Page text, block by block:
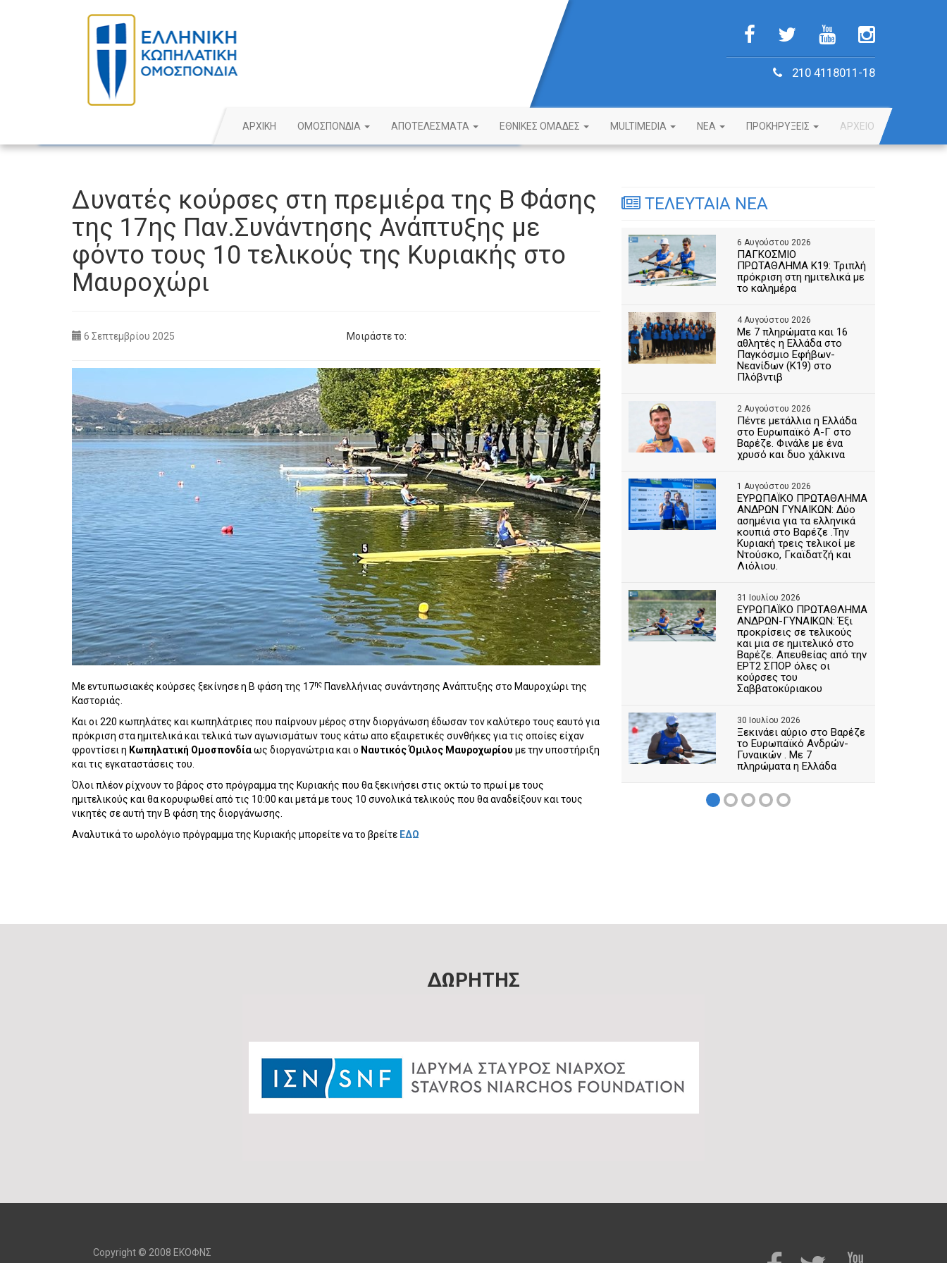
210 4118011-18
ΑΡΧΙΚΗ ΟΜΟΣΠΟΝΔΙΑ ΑΠΟΤΕΛΕΣΜΑΤΑ ΕΘΝΙΚΕΣ ΟΜΑΔΕΣ MULTIMEDIA NEA ΠΡΟΚΗΡΥΞΕΙΣ ΑΡΧΕΙΟ
Δυνατές κούρσες στη πρεμιέρα της Β Φάσης
της 17ης Παν.Συνάντησης Ανάπτυξης με
φόντο τους 10 τελικούς της Κυριακής στο
Μαυροχώρι
6 Σεπτεμβρίου 2025 Μοιράστε το:
Με εντυπωσιακές κούρσες ξεκίνησε η Β φάση της 17ης Πανελλήνιας συνάντησης Ανάπτυξης στο Μαυροχώρι της
Καστοριάς.
Και οι 220 κωπηλάτες και κωπηλάτριες που παίρνουν μέρος στην διοργάνωση έδωσαν τον καλύτερο τους εαυτό για
πρόκριση στα ημιτελικά και τελικά των αγωνισμάτων τους κάτω απο εξαιρετικές συνθήκες για τις οποίες είχαν
φροντίσει η Κωπηλατική Ομοσπονδίαως διοργανώτρια και ο Ναυτικός Όμιλος Μαυροχωρίου με την υποστήριξη
και τις εγκαταστάσεις του.
Όλοι πλέον ρίχνουν το βάρος στο πρόγραμμα της Κυριακής που θα ξεκινήσει στις οκτώ το πρωί με τους
ημιτελικούς και θα κορυφωθεί από τις 10:00 και μετά με τους 10 συνολικά τελικούς που θα αναδείξουν και τους
νικητές σε αυτή την Β φάση της διοργάνωσης.
Αναλυτικά το ωρολόγιο πρόγραμμα της Κυριακής μπορείτε να το βρείτε ΕΔΩ
ΤΕΛΕΥΤΑΙΑ ΝΕΑ
6 Αυγούστου 2026
ΠΑΓΚΟΣΜΙΟ
ΠΡΩΤΑΘΛΗΜΑ Κ19: Τριπλή
πρόκριση στη ημιτελικά με
το καλημέρα
4 Αυγούστου 2026
Με 7 πληρώματα και 16
αθλητές η Ελλάδα στο
Παγκόσμιο Εφήβων-
Νεανίδων (Κ19) στο
Πλόβντιβ
2 Αυγούστου 2026
Πέντε μετάλλια η Ελλάδα
στο Ευρωπαϊκό Α-Γ στο
Βαρέζε. Φινάλε με ένα
χρυσό και δυο χάλκινα
1 Αυγούστου 2026
ΕΥΡΩΠΑΪΚΟ ΠΡΩΤΑΘΛΗΜΑ
ΑΝΔΡΩΝ ΓΥΝΑΙΚΩΝ: Δύο
ασημένια για τα ελληνικά
κουπιά στο Βαρέζε .Την
Κυριακή τρεις τελικοί με
Ντούσκο, Γκαϊδατζή και
Λιόλιου.
31 Ιουλίου 2026
ΕΥΡΩΠΑΪΚΟ ΠΡΩΤΑΘΛΗΜΑ
ΑΝΔΡΩΝ-ΓΥΝΑΙΚΩΝ: Έξι
προκρίσεις σε τελικούς
και μια σε ημιτελικό στο
Βαρέζε. Απευθείας από την
ΕΡΤ2 ΣΠΟΡ όλες οι
κούρσες του
Σαββατοκύριακου
30 Ιουλίου 2026
Ξεκινάει αύριο στο Βαρέζε
το Ευρωπαϊκό Ανδρών-
Γυναικών . Με 7
πληρώματα η Ελλάδα
ΔΩΡΗΤΗΣ
Copyright © 2008 ΕΚΟΦΝΣ